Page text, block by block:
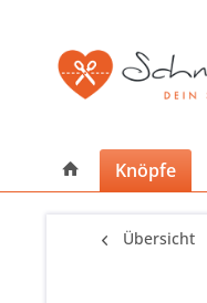
Knöpfe
Übersicht